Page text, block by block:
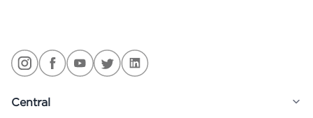
Central